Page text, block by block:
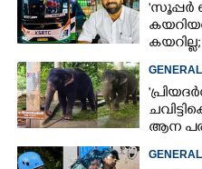
'സൂപ്പർ
GENERAL
ആന
GENERAL